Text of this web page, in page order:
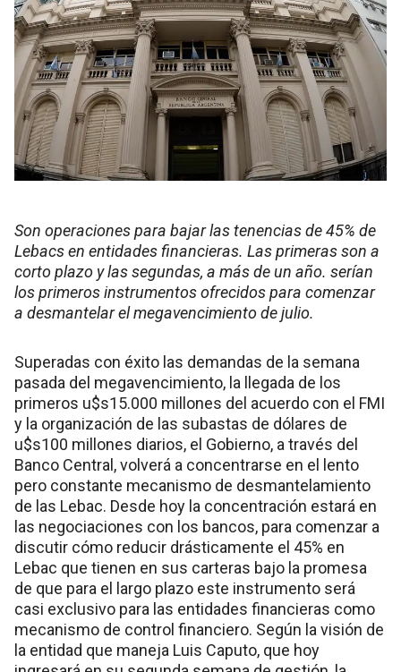
Son operaciones para bajar las tenencias de 45% de
Lebacs en entidades financieras. Las primeras son a
corto plazo y las segundas, a más de un año. serían
los primeros instrumentos ofrecidos para comenzar
a desmantelar el megavencimiento de julio.
Superadas con éxito las demandas de la semana
pasada del megavencimiento, la llegada de los
primeros u$s15.000 millones del acuerdo con el FMI
y la organización de las subastas de dólares de
u$s100 millones diarios, el Gobierno, a través del
Banco Central, volverá a concentrarse en el lento
pero constante mecanismo de desmantelamiento
de las Lebac. Desde hoy la concentración estará en
las negociaciones con los bancos, para comenzar a
discutir cómo reducir drásticamente el 45% en
Lebac que tienen en sus carteras bajo la promesa
de que para el largo plazo este instrumento será
casi exclusivo para las entidades financieras como
mecanismo de control financiero. Según la visión de
la entidad que maneja Luis Caputo, que hoy